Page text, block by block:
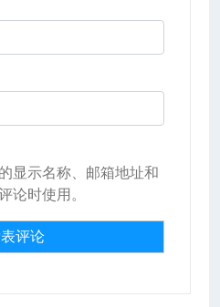
显示名称、邮箱地址和
论时使用。